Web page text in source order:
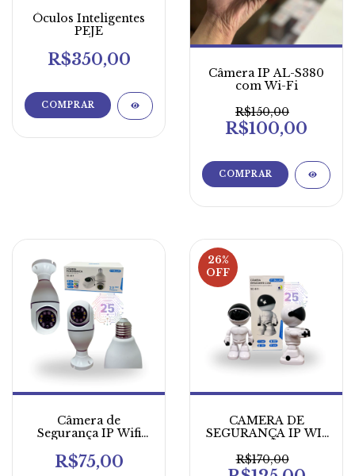
Óculos Inteligentes
PEJE
R$350,00
Câmera IP AL-S380
com Wi-Fi
R$150,00
R$100,00
Câmera de
Segurança IP Wifi
R$75,00
26%
OFF
CÂMERA DE
SEGURANÇA IP WI-
AUTO
RASTREAMENTO
R$170,00